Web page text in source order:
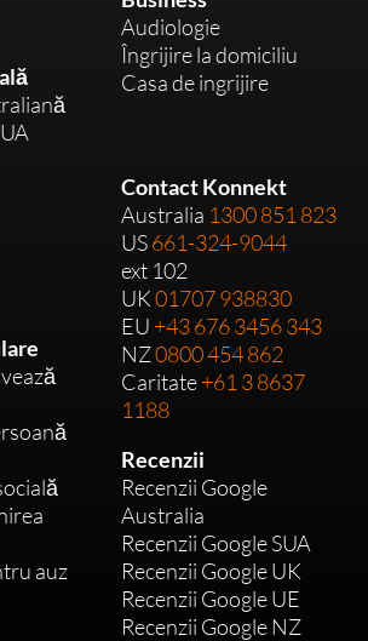
Audiologie
Îngrijire la domiciliu
Casa de ingrijire
auz
Contact Konnekt
Australia 1300 851 823
US661-324-9044
ext 102
UK01707 938830
EU +43 676 3456 343
NZ0800 454 862
Caritate+61 3 8637
1188
Recenzii
Recenzii Google
Australia
Recenzii Google SUA
Recenzii Google UK
Recenzii Google UE
Recenzii Google NZ